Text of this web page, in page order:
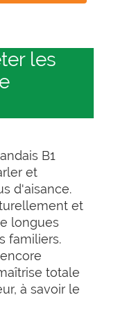
les
B1
et
d'aisance.
et
longues
familiers.
totale
à savoir le